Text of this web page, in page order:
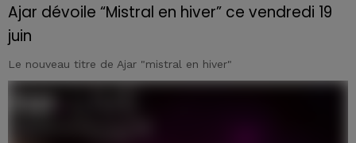
Ajar dévoile “Mistral en hiver” ce vendredi 19
juin
Le nouveau titre de Ajar "mistral en hiver"